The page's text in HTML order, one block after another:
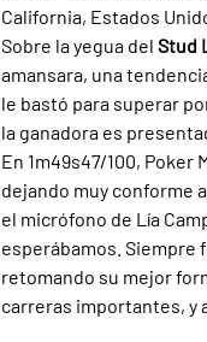
California, Estados
Sobre la yegua del Stud
amansara, una
le bastó para superar
la ganadora es
En 1m49s47/100,
dejando muy conforme
el micrófono de Lía
esperábamos. Siempre
retomando su mejor
carreras importantes, y